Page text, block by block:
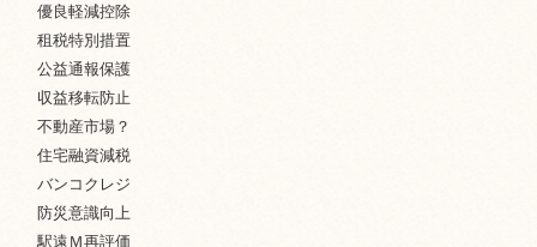
優良軽減控除
租税特別措置
公益通報保護
収益移転防止
不動産市場？
住宅融資減税
バンコクレジ
防災意識向上
駅遠Ｍ再評価